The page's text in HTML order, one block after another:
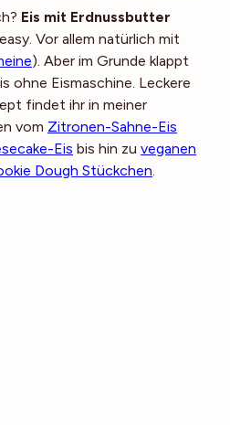
Eis mit Erdnussbutter
Vor allem natürlich mit
). Aber im Grunde klappt
ohne Eismaschine. Leckere
findet ihr in meiner
vom Zitronen-Sahne-Eis
Eis bis hin zu veganen
Dough Stückchen